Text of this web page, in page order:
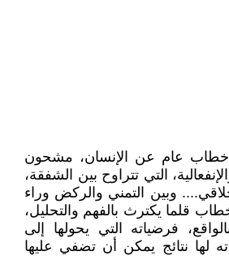
خطاب عام عن الإنسان، مشحون
التي تتراوح بين الشفقة،
وبين التمني والركض وراء
خطاب قلما يكترث بالفهم والتحليل،
فرضياته التي يحولها إلى
لها نتائج يمكن أن تضفي عليها